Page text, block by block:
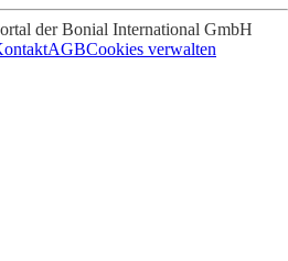
der Bonial International GmbH
AGBCookies verwalten